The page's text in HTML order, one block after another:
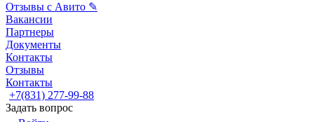
Отзывы с Авито ✎
Вакансии
Партнеры
Документы
Контакты
Отзывы
Контакты
+7(831) 277-99-88
Задать вопрос